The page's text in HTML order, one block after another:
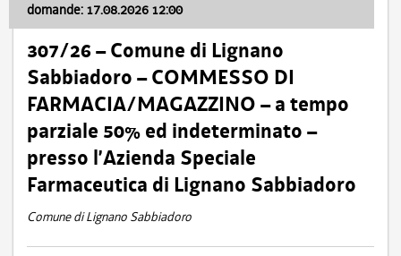
domande: 17.08.2026 12:00
307/26 – Comune di Lignano
Sabbiadoro – COMMESSO DI
FARMACIA/MAGAZZINO – a tempo
parziale 50% ed indeterminato –
presso l’Azienda Speciale
Farmaceutica di Lignano Sabbiadoro
Comune di Lignano Sabbiadoro